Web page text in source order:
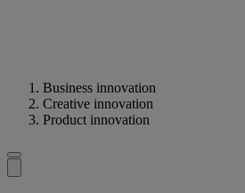
Business innovation
Creative innovation
Product innovation